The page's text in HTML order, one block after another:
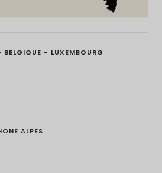
- LUXEMBOURG
ALPES